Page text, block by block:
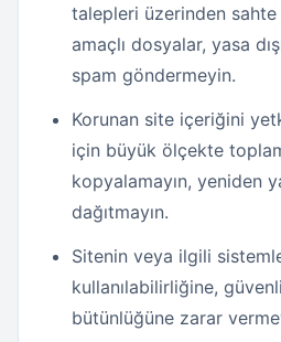
talepleri üzerinden
amaçlı dosyalar, yasa
spam göndermeyin.
Korunan site içeriğini
için büyük ölçekte
kopyalamayın, yeniden
dağıtmayın.
Sitenin veya ilgili
kullanılabilirliğine,
bütünlüğüne zarar